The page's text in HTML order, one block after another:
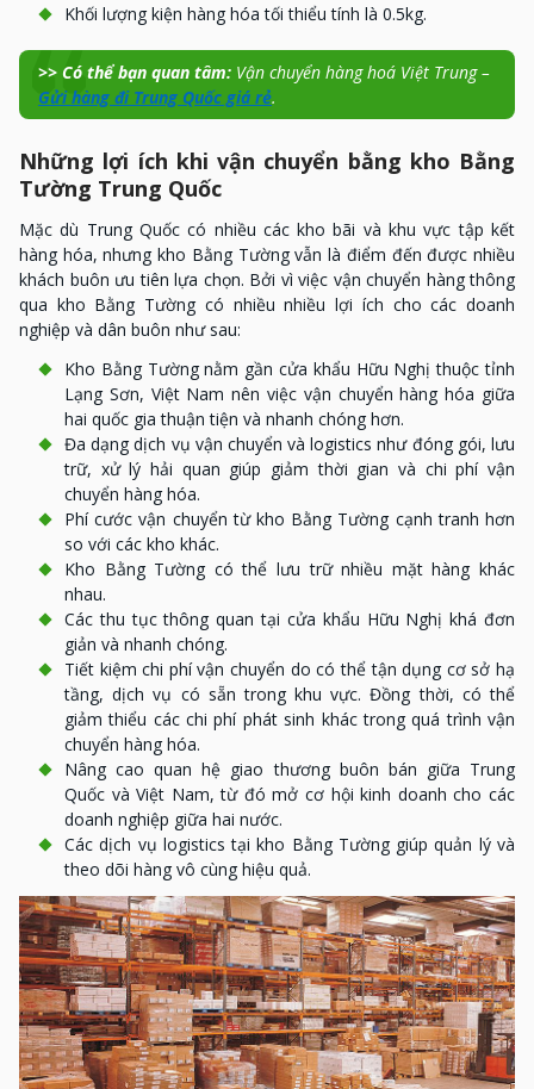
Khối lượng kiện hàng hóa tối thiểu tính là 0.5kg.
>> Có thể bạn quan tâm: Vận chuyển hàng hoá Việt Trung –
Gửi hàng đi Trung Quốc giá rẻ.
Những lợi ích khi vận chuyển bằng kho Bằng
Tường Trung Quốc
Mặc dù Trung Quốc có nhiều các kho bãi và khu vực tập kết
hàng hóa, nhưng kho Bằng Tường vẫn là điểm đến được nhiều
khách buôn ưu tiên lựa chọn. Bởi vì việc vận chuyển hàng thông
qua kho Bằng Tường có nhiều nhiều lợi ích cho các doanh
nghiệp và dân buôn như sau:
Kho Bằng Tường nằm gần cửa khẩu Hữu Nghị thuộc tỉnh
Lạng Sơn, Việt Nam nên việc vận chuyển hàng hóa giữa
hai quốc gia thuận tiện và nhanh chóng hơn.
Đa dạng dịch vụ vận chuyển và logistics như đóng gói, lưu
trữ, xử lý hải quan giúp giảm thời gian và chi phí vận
chuyển hàng hóa.
Phí cước vận chuyển từ kho Bằng Tường cạnh tranh hơn
so với các kho khác.
Kho Bằng Tường có thể lưu trữ nhiều mặt hàng khác
nhau.
Các thu tục thông quan tại cửa khẩu Hữu Nghị khá đơn
giản và nhanh chóng.
Tiết kiệm chi phí vận chuyển do có thể tận dụng cơ sở hạ
tầng, dịch vụ có sẵn trong khu vực. Đồng thời, có thể
giảm thiểu các chi phí phát sinh khác trong quá trình vận
chuyển hàng hóa.
Nâng cao quan hệ giao thương buôn bán giữa Trung
Quốc và Việt Nam, từ đó mở cơ hội kinh doanh cho các
doanh nghiệp giữa hai nước.
Các dịch vụ logistics tại kho Bằng Tường giúp quản lý và
theo dõi hàng vô cùng hiệu quả.